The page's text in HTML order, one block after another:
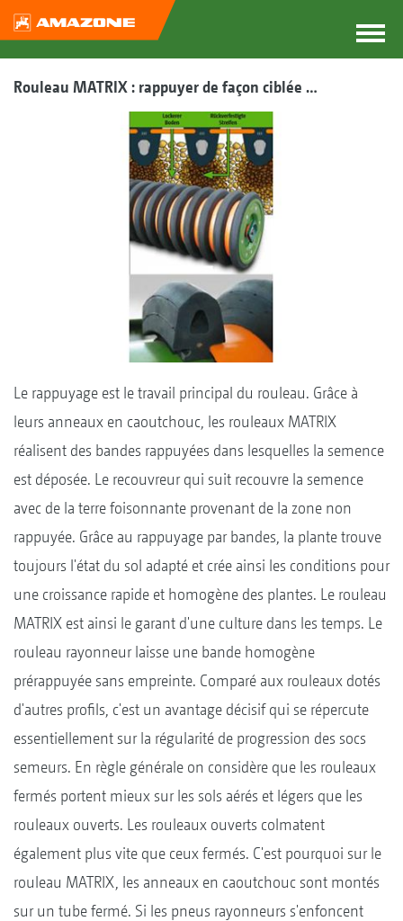
Rouleau MATRIX : rappuyer de façon ciblée …
Le rappuyage est le travail principal du rouleau. Grâce à
leurs anneaux en caoutchouc, les rouleaux MATRIX
réalisent des bandes rappuyées dans lesquelles la semence
est déposée. Le recouvreur qui suit recouvre la semence
avec de la terre foisonnante provenant de la zone non
rappuyée. Grâce au rappuyage par bandes, la plante trouve
toujours l'état du sol adapté et crée ainsi les conditions pour
une croissance rapide et homogène des plantes. Le rouleau
MATRIX est ainsi le garant d'une culture dans les temps. Le
rouleau rayonneur laisse une bande homogène
prérappuyée sans empreinte. Comparé aux rouleaux dotés
d'autres profils, c'est un avantage décisif qui se répercute
essentiellement sur la régularité de progression des socs
semeurs. En règle générale on considère que les rouleaux
fermés portent mieux sur les sols aérés et légers que les
rouleaux ouverts. Les rouleaux ouverts colmatent
également plus vite que ceux fermés. C'est pourquoi sur le
rouleau MATRIX, les anneaux en caoutchouc sont montés
sur un tube fermé. Si les pneus rayonneurs s'enfoncent